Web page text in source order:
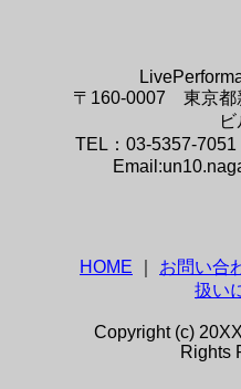
〒160-0007 東京
TEL：03-5357-
HOME お問い合
扱い
Copyright (c)
Rights